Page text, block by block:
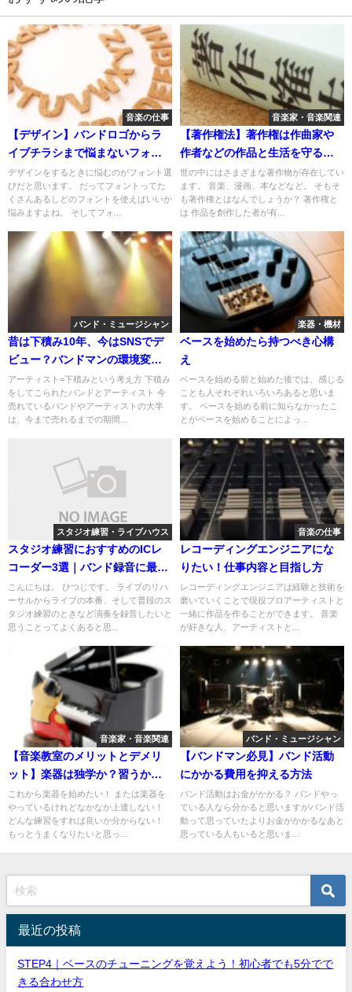
音楽の仕事
【デザイン】バンドロゴからラ
イブチラシまで悩まないフォン
ト選び
デザインをするときに悩むのがフォント選
びだと思います。 だってフォントってた
くさんあるしどのフォントを使えばいいか
悩みますよね。 そしてフォ...
音楽家・音楽関連
【著作権法】著作権は作曲家や
作者などの作品と生活を守るも
の
世の中にはさまざまな著作物が存在してい
ます。 音楽、漫画、本などなど。 そもそ
も著作権とはなんでしょうか？ 著作権と
は 作品を創作した者が有...
バンド・ミュージシャン
昔は下積み10年、今はSNSでデ
ビュー？バンドマンの環境変化
を解説
アーティスト=下積みという考え方 下積み
をしてこられたバンドとアーティスト 今
売れているバンドやアーティストの大半
は、今まで売れるまでの期間...
楽器・機材
ベースを始めたら持つべき心構
え
ベースを始める前と始めた後では、感じる
ことも人それぞれいろいろあると思いま
す。 ベースを始める前に知らなかったこ
とがベースを始めることによっ...
スタジオ練習・ライブハウス
スタジオ練習におすすめのICレ
コーダー3選｜バンド録音に最適
な機種を比較
こんにちは。 ひつじです。 ライブのリハ
ーサルからライブの本番、そして普段のス
タジオ練習のときなど演奏を録音したいと
思うことってよくあると思...
音楽の仕事
レコーディングエンジニアにな
りたい！仕事内容と目指し方
レコーディングエンジニアは経験と技術を
磨いていくことで現役プロアーティストと
一緒に作品を作ることができます。 音楽
が好きな人、アーティストと...
音楽家・音楽関連
【音楽教室のメリットとデメリ
ット】楽器は独学か？習うか？
どちらが良いのか検証してみた
これから楽器を始めたい！ または楽器を
やっているけれどなかなか上達しない！
どんな練習をすれば良いか分からない！
もっとうまくなりたいと思っ...
バンド・ミュージシャン
【バンドマン必見】バンド活動
にかかる費用を抑える方法
バンド活動はお金がかかる？ バンドやっ
ている人なら分かると思いますがバンド活
動って思っていたよりお金がかかるなあと
思っている人もいると思いま...
最近の投稿
STEP4｜ベースのチューニングを覚えよう！初心者でも5分でで
きる合わせ方